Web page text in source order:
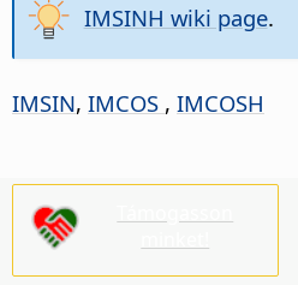
IMSINH wiki page.
IMSIN, IMCOS , IMCOSH